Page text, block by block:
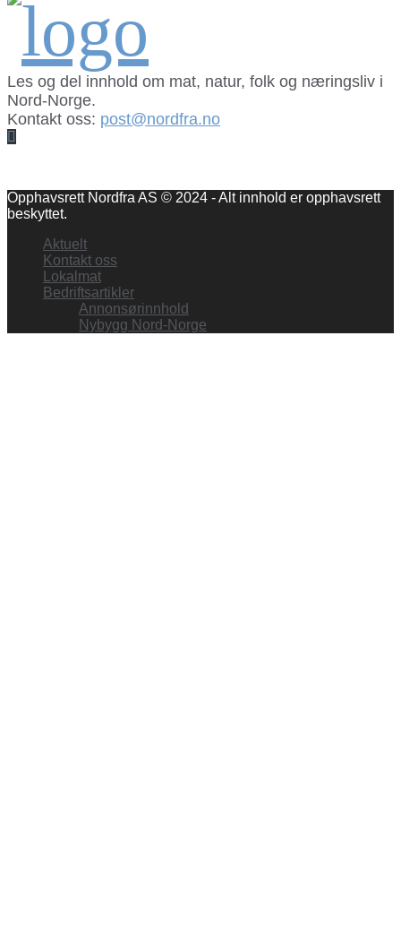
Les og del innhold om mat, natur, folk og næringsliv i
Nord-Norge.
Kontakt oss: post@nordfra.no
Opphavsrett Nordfra AS © 2024 - Alt innhold er opphavsrett
beskyttet.
Aktuelt
Kontakt oss
Lokalmat
Bedriftsartikler
Annonsørinnhold
Nybygg Nord-Norge